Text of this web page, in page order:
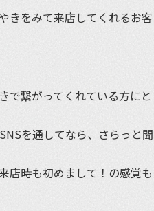
きをみて来店してくれるお客
で繋がってくれている方にと
を通してなら、さらっと聞
店時も初めまして！の感覚も